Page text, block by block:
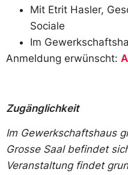
Mit Etrit Hasler,
Sociale
Im
Anmeldung erwünscht:
Zugänglichkeit
Im Gewerkschaftshaus
Grosse Saal befindet
Veranstaltung findet